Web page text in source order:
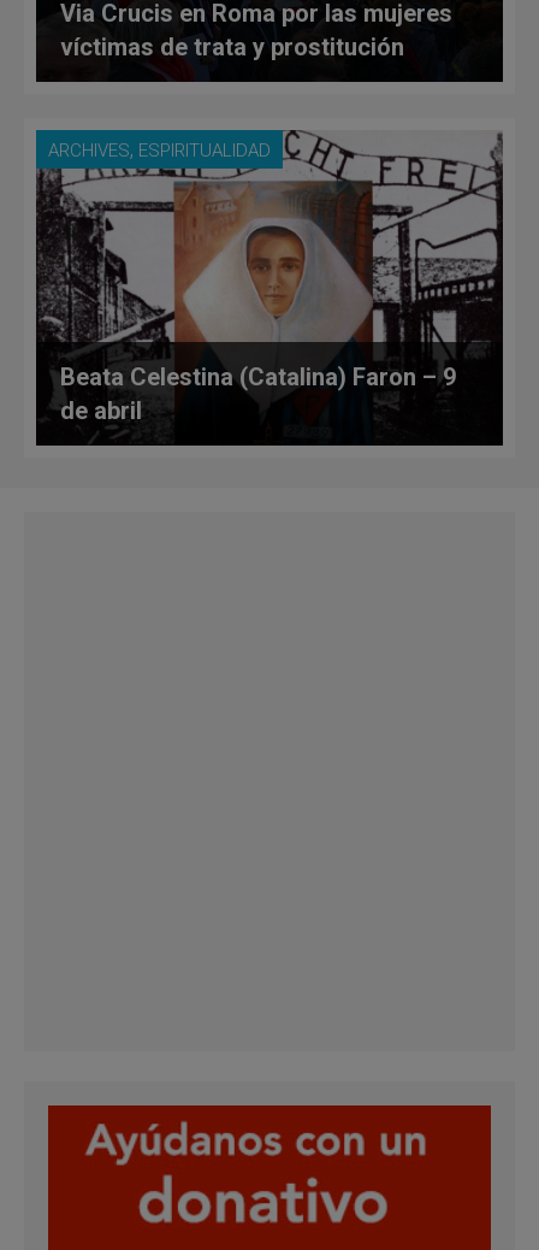
Via Crucis en Roma por las mujeres
víctimas de trata y prostitución
ARCHIVES, ESPIRITUALIDAD
Beata Celestina (Catalina) Faron – 9
de abril